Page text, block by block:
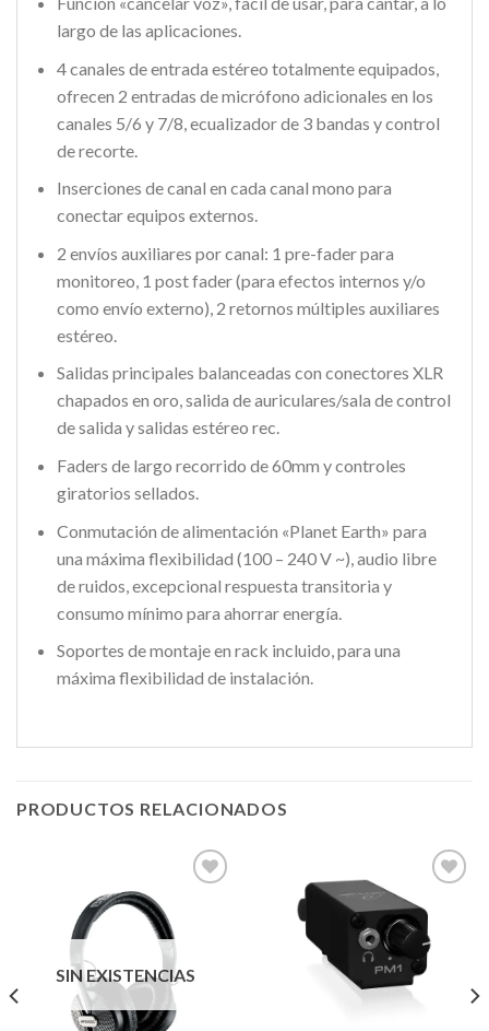
largo de las aplicaciones.
4 canales de entrada estéreo totalmente equipados,
ofrecen 2 entradas de micrófono adicionales en los
canales 5/6 y 7/8, ecualizador de 3 bandas y control
de recorte.
Inserciones de canal en cada canal mono para
conectar equipos externos.
2 envíos auxiliares por canal: 1 pre-fader para
monitoreo, 1 post fader (para efectos internos y/o
como envío externo), 2 retornos múltiples auxiliares
estéreo.
Salidas principales balanceadas con conectores XLR
chapados en oro, salida de auriculares/sala de control
de salida y salidas estéreo rec.
Faders de largo recorrido de 60mm y controles
giratorios sellados.
Conmutación de alimentación «Planet Earth» para
una máxima flexibilidad (100 – 240 V ~), audio libre
de ruidos, excepcional respuesta transitoria y
consumo mínimo para ahorrar energía.
Soportes de montaje en rack incluido, para una
máxima flexibilidad de instalación.
PRODUCTOS RELACIONADOS
lista de
deseos
SIN EXISTENCIAS
Añadir
a la
lista de